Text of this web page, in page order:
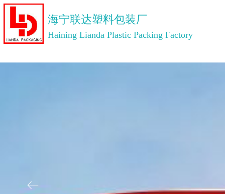
海宁联达塑料包装厂
Haining Lianda Plastic Packing Factory
ꂃ